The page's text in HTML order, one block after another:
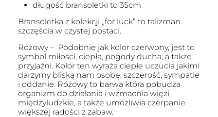
długość bransoletki to 35cm
Bransoletka z kolekcji „for luck” to talizman
szczęścia w czystej postaci.
Różowy – Podobnie jak kolor czerwony, jest to
symbol miłości, ciepła, pogody ducha, a także
przyjaźni. Kolor ten wyraża ciepłe uczucia jakimi
darzymy bliską nam osobę, szczerość, sympatie
i oddanie. Różowy to barwa która pobudza
organizm do działania i wzmacnia więzi
międzyludzkie, a także umożliwia czerpanie
większej radości z zabaw.